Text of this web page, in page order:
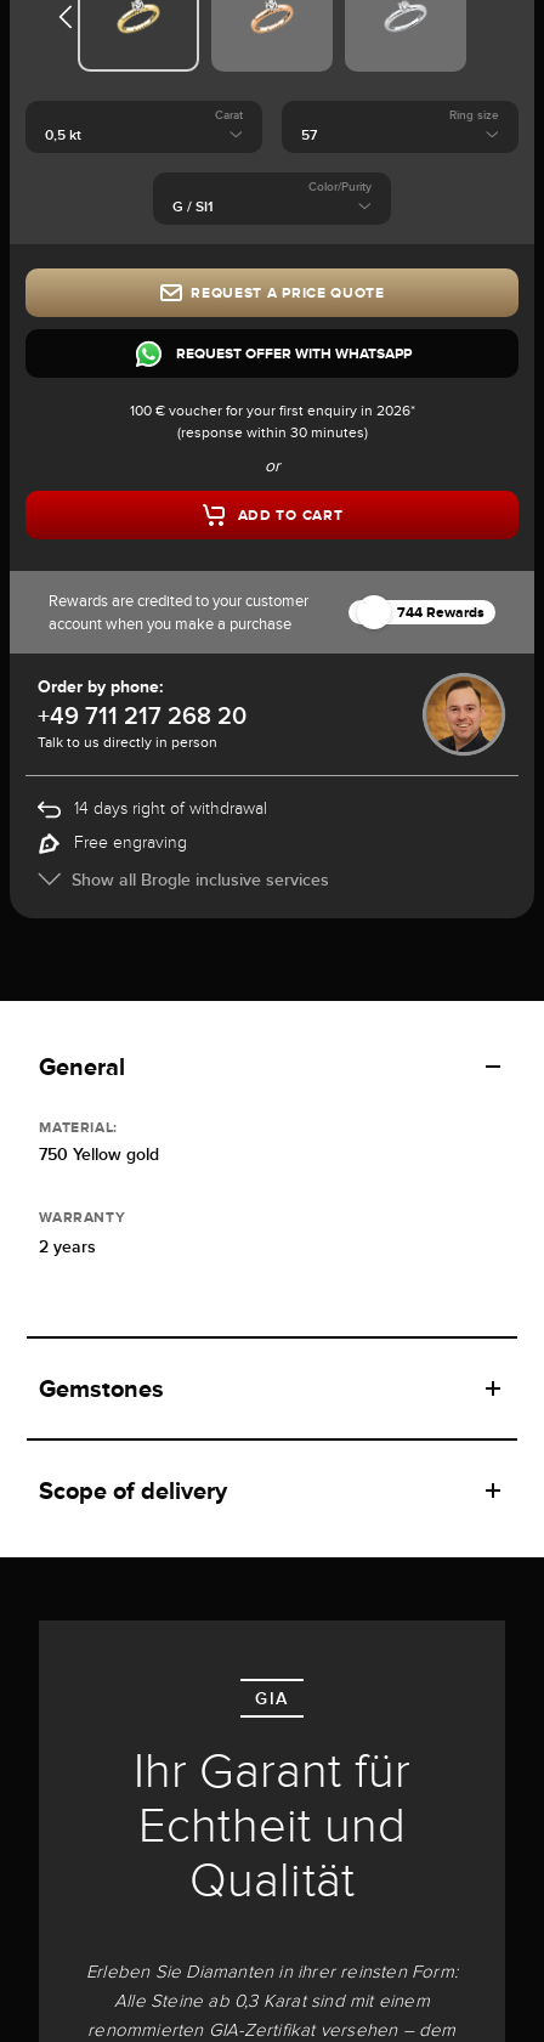
Carat Ring size
Color/Purity
REQUEST A PRICE QUOTE
REQUEST OFFER WITH WHATSAPP
100 € voucher for your first enquiry in 2026*
(response within 30 minutes)
or
ADD TO CART
Rewards are credited to your customer
account when you make a purchase
744 Rewards
Order by phone:
+49 711 217 268 20
Talk to us directly in person
14 days right of withdrawal
Free engraving
Show all Brogle inclusive services
General
MATERIAL:
750 Yellow gold
WARRANTY
2 years
Gemstones
Scope of delivery
GIA
Ihr Garant für
Echtheit und
Qualität
Erleben Sie Diamanten in ihrer reinsten Form:
Alle Steine ab 0,3 Karat sind mit einem
renommierten GIA-Zertifikat versehen – dem